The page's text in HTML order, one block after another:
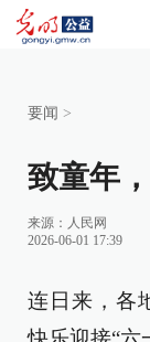
要闻 >
致童年
来源： 人民网
2026-06-01 17:39
连日来，各